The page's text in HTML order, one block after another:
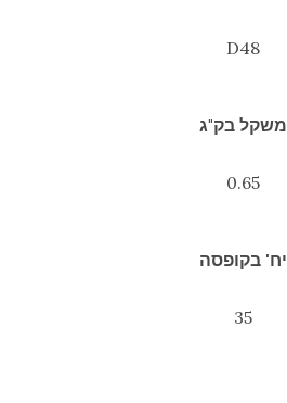
D48
משקל בק"ג
0.65
יח' בקופסה
35